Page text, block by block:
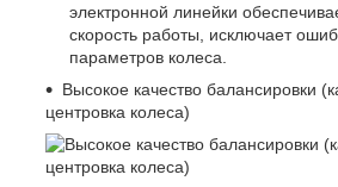
электронной линейки
скорость работы, исключает
параметров колеса.
Высокое качество балансировки
центровка колеса)